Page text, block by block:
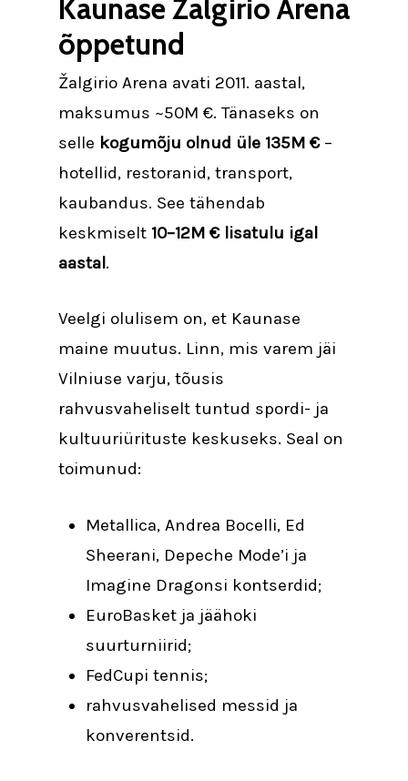
Kaunase Žalgirio Arena
õppetund
Žalgirio Arena avati 2011. aastal,
maksumus ~50M €. Tänaseks on
selle kogumõju olnud üle 135M €–
hotellid, restoranid, transport,
kaubandus. See tähendab
keskmiselt 10–12M € lisatulu igal
aastal.
Veelgi olulisem on, et Kaunase
maine muutus. Linn, mis varem jäi
Vilniuse varju, tõusis
rahvusvaheliselt tuntud spordi- ja
kultuuriürituste keskuseks. Seal on
toimunud:
Metallica, Andrea Bocelli, Ed
Sheerani, Depeche Mode’i ja
Imagine Dragonsi kontserdid;
EuroBasket ja jäähoki
suurturniirid;
FedCupi tennis;
rahvusvahelised messid ja
konverentsid.